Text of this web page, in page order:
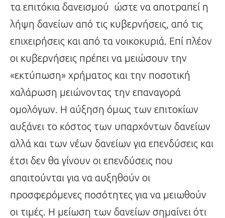
τα επιτόκια δανεισμού ώστε να αποτραπεί η
λήψη δανείων από τις κυβερνήσεις, από τις
επιχειρήσεις και από τα νοικοκυριά. Επί πλέον
οι κυβερνήσεις πρέπει να μειώσουν την
«εκτύπωση» χρήματος και την ποσοτική
χαλάρωση μειώνοντας την επαναγορά
ομολόγων. Η αύξηση όμως των επιτοκίων
αυξάνει το κόστος των υπαρχόντων δανείων
αλλά και των νέων δανείων για επενδύσεις και
έτσι δεν θα γίνουν οι επενδύσεις που
απαιτούνται για να αυξηθούν οι
προσφερόμενες ποσότητες για να μειωθούν
οι τιμές. Η μείωση των δανείων σημαίνει ότι